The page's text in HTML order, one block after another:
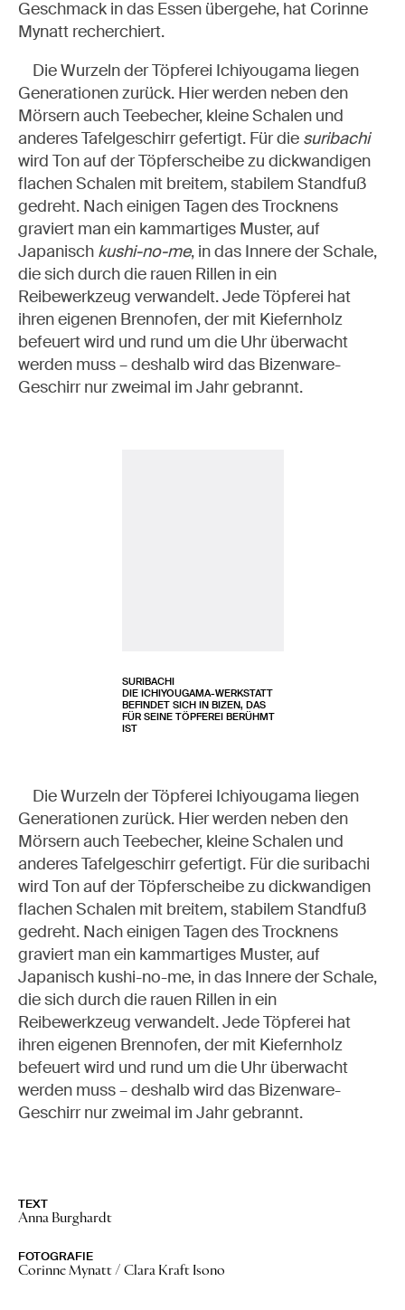
Geschmack in das Essen übergehe, hat Corinne
Mynatt recherchiert.
Die Wurzeln der Töpferei Ichiyougama liegen
Generationen zurück. Hier werden neben den
Mörsern auch Teebecher, kleine Schalen und
anderes Tafelgeschirr gefertigt. Für die suribachi
wird Ton auf der Töpferscheibe zu dickwandigen
flachen Schalen mit breitem, stabilem Standfuß
gedreht. Nach einigen Tagen des Trocknens
graviert man ein kammartiges Muster, auf
Japanisch kushi-no-me, in das Innere der Schale,
die sich durch die rauen Rillen in ein
Reibewerkzeug verwandelt. Jede Töpferei hat
ihren eigenen Brennofen, der mit Kiefernholz
befeuert wird und rund um die Uhr überwacht
werden muss–deshalb wird das Bizenware-
Geschirr nur zweimal im Jahr gebrannt.
SURIBACHI
DIE ICHIYOUGAMA-WERKSTATT
BEFINDET SICH IN BIZEN, DAS
FÜR SEINE TÖPFEREI BERÜHMT
IST
Die Wurzeln der Töpferei Ichiyougama liegen
Generationen zurück. Hier werden neben den
Mörsern auch Teebecher, kleine Schalen und
anderes Tafelgeschirr gefertigt. Für die suribachi
wird Ton auf der Töpferscheibe zu dickwandigen
flachen Schalen mit breitem, stabilem Standfuß
gedreht. Nach einigen Tagen des Trocknens
graviert man ein kammartiges Muster, auf
Japanisch kushi-no-me, in das Innere der Schale,
die sich durch die rauen Rillen in ein
Reibewerkzeug verwandelt. Jede Töpferei hat
ihren eigenen Brennofen, der mit Kiefernholz
befeuert wird und rund um die Uhr überwacht
werden muss – deshalb wird das Bizenware-
Geschirr nur zweimal im Jahr gebrannt.
TEXT
Anna Burghardt
FOTOGRAFIE
Corinne Mynatt / Clara Kraft Isono
Keine Stories